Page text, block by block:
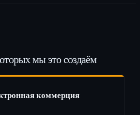
мы это создаём
коммерция